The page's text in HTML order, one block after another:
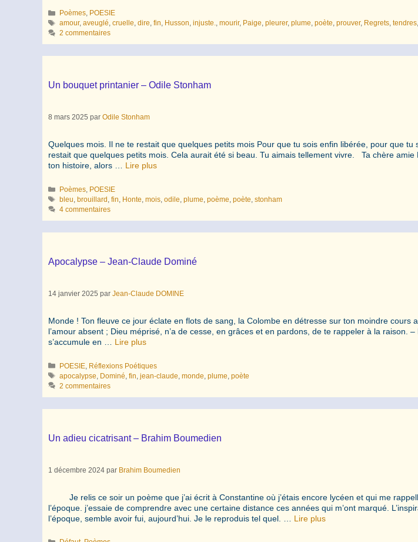
Catégories
Poèmes, POESIE
Étiquettes
amour,aveuglé,cruelle,dire,fin, Husson,injuste.,mourir, Paige,pleurer,plume,poète,prouver, Regrets,tendres
2 commentaires
Un bouquet printanier – Odile Stonham
8 mars 2025 par Odile Stonham
Quelques mois. Il ne te restait que quelques petits mois Pour que tu sois enfin libérée, pour que tu
restait que quelques petits mois. Cela aurait été si beau. Tu aimais tellement vivre. Ta chère
ton histoire, alors … Lire plus
Catégories
Poèmes, POESIE
Étiquettes
bleu, brouillard ,fin, Honte,mois,odile,plume,poème,poète,stonham
4 commentaires
Apocalypse – Jean-Claude Dominé
14 janvier 2025 par Jean-Claude DOMINE
Monde ! Ton fleuve ce jour éclate en flots de sang, la Colombe en détresse sur ton moindre cours
l’amour absent ; Dieu méprisé, n’a de cesse, en grâces et en pardons, de te rappeler à la raison.
s’accumule en … Lire plus
Catégories
POESIE Réflexions Poétiques
Étiquettes
apocalypse Dominé ,fin ,jean-claude ,monde ,plume ,poète
2 commentaires
Un adieu cicatrisant – Brahim Boumedien
1 décembre 2024 par Brahim Boumedien
Je relis ce soir un poème que j’ai écrit à Constantine où j’étais encore lycéen et qui me
l’époque. j’essaie de comprendre avec une certaine distance ces années qui m’ont marqué.
l’époque, semble avoir fui, aujourd’hui. Je le reproduis tel quel. … Lire plus